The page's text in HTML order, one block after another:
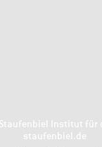
Institut für
staufenbiel.de